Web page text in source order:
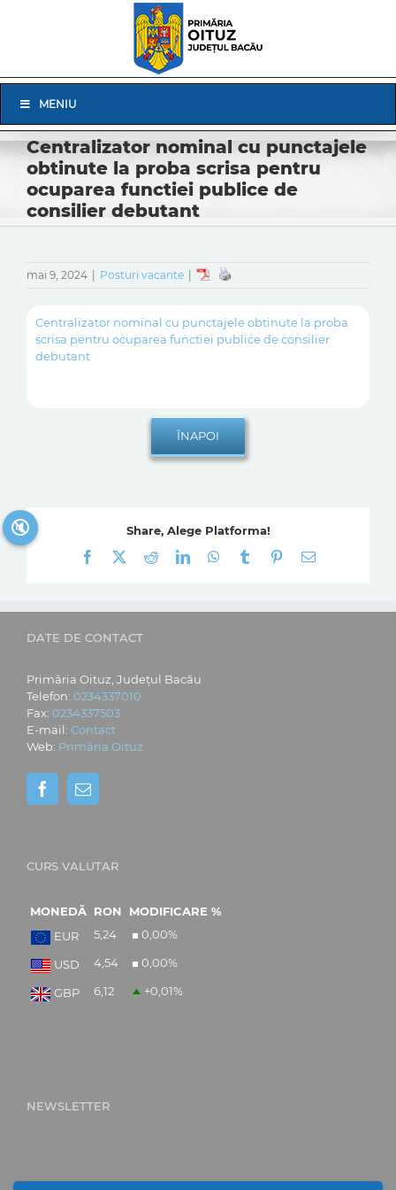
Navigation
MENIU
Centralizator nominal cu punctajele
obtinute la proba scrisa pentru
ocuparea functiei publice de
consilier debutant
mai 9, 2024 Posturi vacante
Centralizator nominal cu punctajele obtinute la proba
scrisa pentru ocuparea functiei publice de consilier
debutant
Share, Alege Platforma!
Facebook
RedditLinkedInWhatsApp
Tumblr Pinterest
E-
DATE DE CONTACT
Primăria Oituz, Județul Bacău
Telefon: 0234337010
Fax: 0234337503
E-mail: Contact
Web: Primăria Oituz
CURS VALUTAR
MONEDĂ RON
MODIFICARE %
EUR
5,24 0,00%
USD 4,54 0,00%
GBP 6,12 +0,01%
NEWSLETTER
🔇